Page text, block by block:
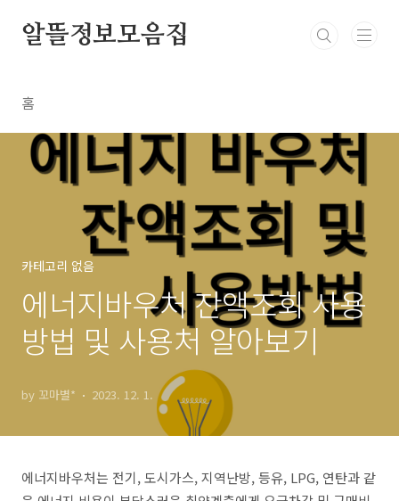
알뜰정보모음집
홈
카테고리 없음
에너지바우처 잔액조회 사용
방법 및 사용처 알아보기
by 꼬마별* 2023. 12. 1.
에너지바우처는 전기, 도시가스, 지역난방, 등유, LPG, 연탄과 같